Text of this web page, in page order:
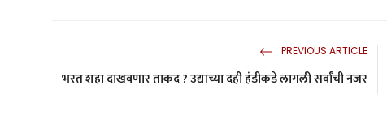
PREVIOUS ARTICLE
भरत शहा दाखवणार ताकद ? उद्याच्या दही हंडीकडे लागली सर्वांची नजर